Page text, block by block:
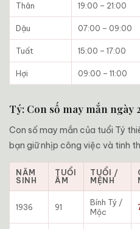
Thân 19:00 – 21:00
Dậu 07:00 – 09:00
Tuất 15:00 – 17:00
Hợi 09:00 – 11:00
Tý: Con số may mắn ngày
Con số may mắn của tuổi Tý
bạn giữ nhịp công việc và tinh
NĂM
SINH
TUỔI
ÂM
TUỔI /
MỆNH
1936 91
Bính Tý /
Mộc